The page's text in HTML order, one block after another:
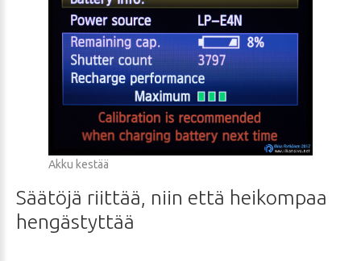
Akku kestää
Säätöjä riittää, niin että heikompaa
hengästyttää